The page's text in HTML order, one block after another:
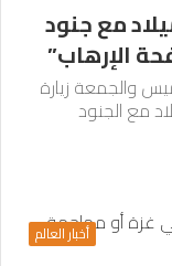
مع جنود
الإرهاب”
والجمعة زيارة
مع الجنود
أخبار العالم